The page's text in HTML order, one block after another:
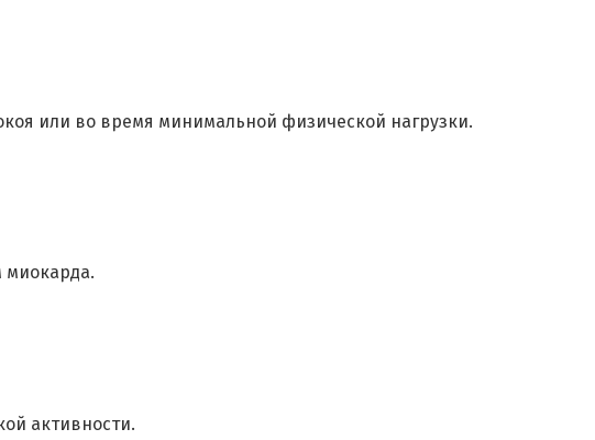
или во время минимальной физической нагрузки.
миокарда.
активности.